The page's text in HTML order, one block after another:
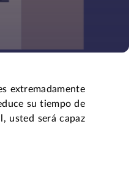
extremadamente
su tiempo de
usted será capaz